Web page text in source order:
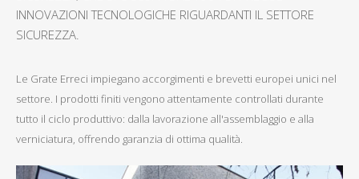
INNOVAZIONI TECNOLOGICHE RIGUARDANTI IL SETTORE
SICUREZZA.
Le Grate Erreci impiegano accorgimenti e brevetti europei unici nel
settore. I prodotti finiti vengono attentamente controllati durante
tutto il ciclo produttivo: dalla lavorazione all'assemblaggio e alla
verniciatura, offrendo garanzia di ottima qualità.